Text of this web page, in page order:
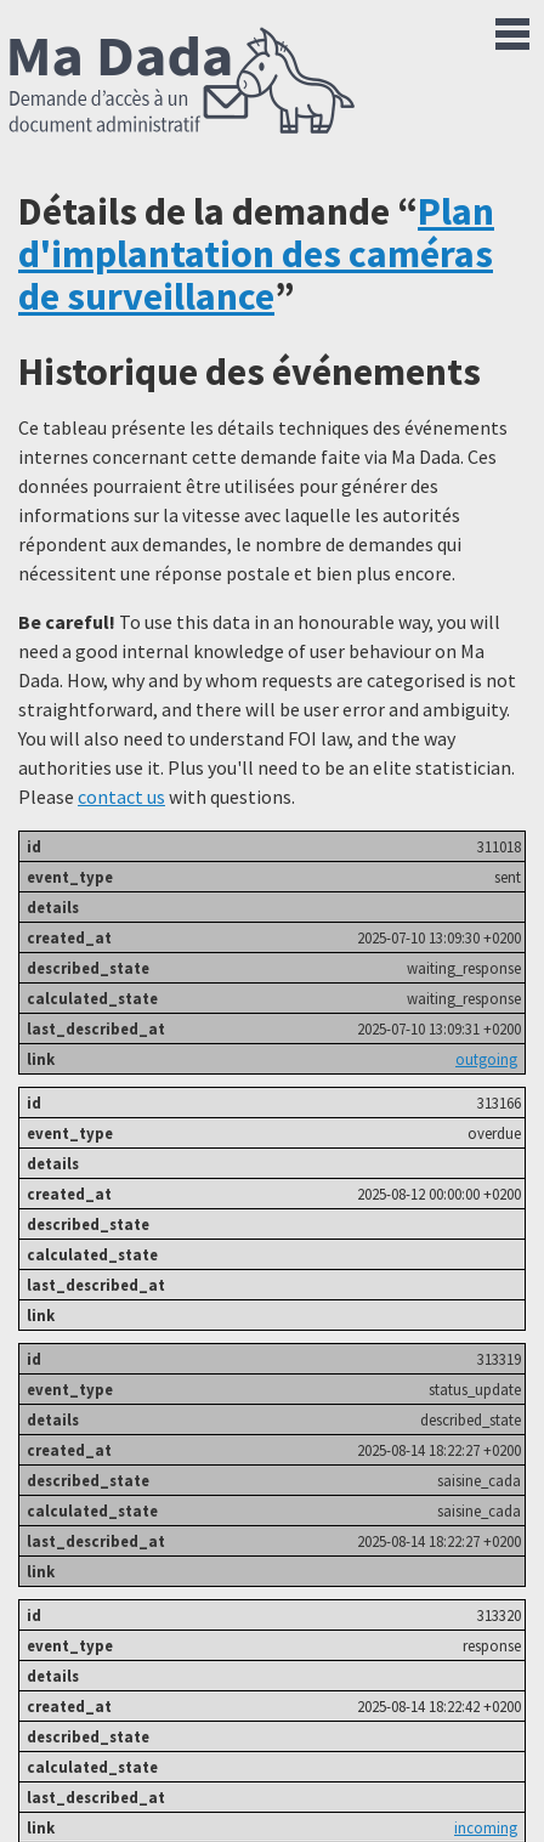
Détails de la demande “Plan
d'implantation des caméras
de surveillance”
Historique des événements
Ce tableau présente les détails techniques des événements
internes concernant cette demande faite via Ma Dada. Ces
données pourraient être utilisées pour générer des
informations sur la vitesse avec laquelle les autorités
répondent aux demandes, le nombre de demandes qui
nécessitent une réponse postale et bien plus encore.
Be careful! To use this data in an honourable way, you will
need a good internal knowledge of user behaviour on Ma
Dada. How, why and by whom requests are categorised is not
straightforward, and there will be user error and ambiguity.
You will also need to understand FOI law, and the way
authorities use it. Plus you'll need to be an elite statistician.
Please contact us with questions.
311018
sent
2025-07-10 13:09:30 +0200
waiting_response
waiting_response
2025-07-10 13:09:31 +0200
outgoing
313166
overdue
2025-08-12 00:00:00 +0200
313319
status_update
described_state
2025-08-14 18:22:27 +0200
saisine_cada
saisine_cada
2025-08-14 18:22:27 +0200
313320
response
2025-08-14 18:22:42 +0200
incoming